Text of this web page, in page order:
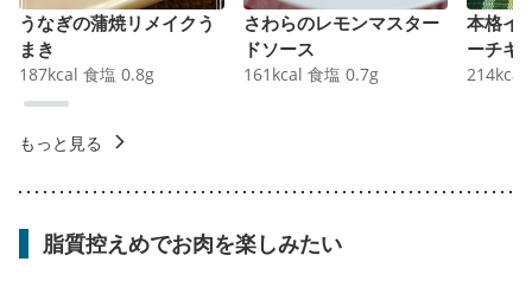
うなぎの蒲焼リメイクう
まき
187kcal 食塩 0.8g
さわらのレモンマスター
ドソース
161 kcal 食塩 0.7g
本格イ
ーチキ
214kcal
もっと見る
脂質控えめでお肉を楽しみたい